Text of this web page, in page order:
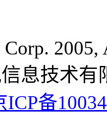
2005,
息技术有
ICP备